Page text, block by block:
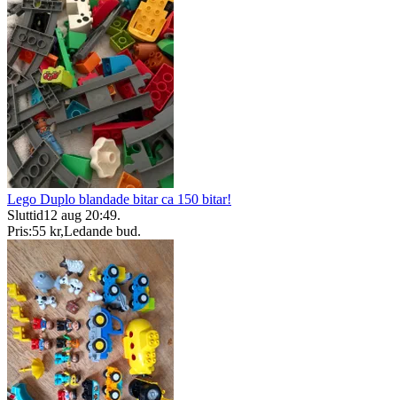
Lego Duplo blandade bitar ca 150 bitar!
Sluttid12 aug 20:49.
Pris:55 kr,Ledande bud.